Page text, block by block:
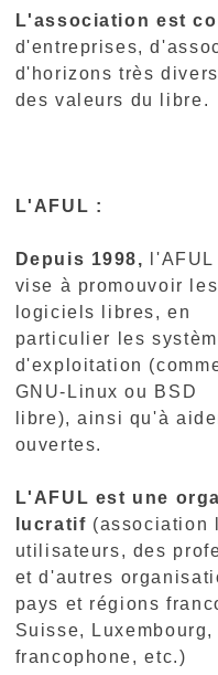
L'association est
d'entreprises,
d'horizons très
des valeurs du libre.
L'AFUL :
Depuis 1998,
l'AFUL
vise à promouvoir les
logiciels libres, en
particulier les
d'exploitation
GNU-Linux ou BSD
libre), ainsi qu'à
ouvertes.
L'AFUL est une
lucratif (association
utilisateurs, des
et d'autres
pays et régions
Suisse,
francophone, etc.)